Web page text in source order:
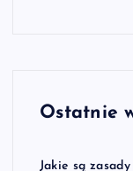
Ostatnie
Jakie są